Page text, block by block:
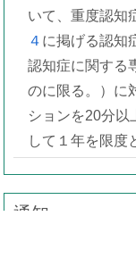
いて、重度認知
４ に掲げる認知
認知症に関する
のに限る。）に
ションを20分以
して１年を限度
通知